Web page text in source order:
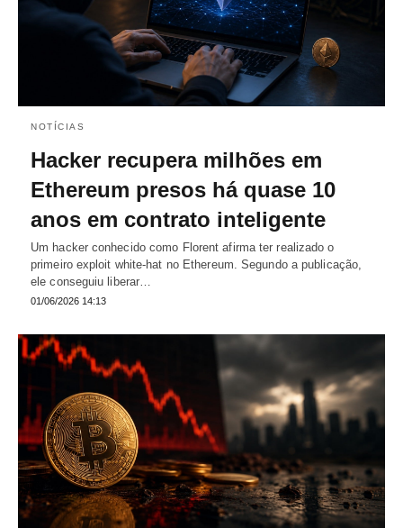
NOTÍCIAS
Hacker recupera milhões em
Ethereum presos há quase 10
anos em contrato inteligente
Um hacker conhecido como Florent afirma ter realizado o
primeiro exploit white-hat no Ethereum. Segundo a publicação,
ele conseguiu liberar…
01/06/2026 14:13